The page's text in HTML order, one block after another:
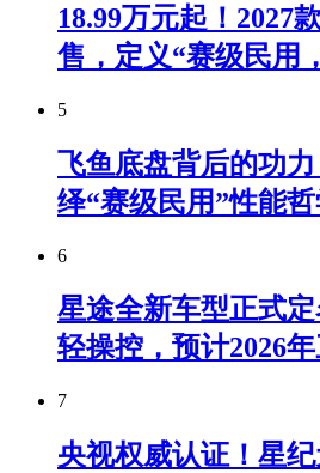
18.99万元起！2027
售，定义“赛级民用
5
飞鱼底盘背后的功
绎“赛级民用”性能
6
星途全新车型正式
轻操控，预计2026
7
央视权威认证！星